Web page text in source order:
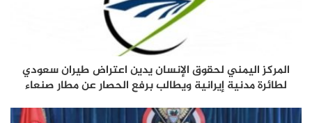
المركز اليمني لحقوق الإنسان يدين اعتراض طيران سعودي
لطائرة مدنية إيرانية ويطالب برفع الحصار عن مطار صنعاء